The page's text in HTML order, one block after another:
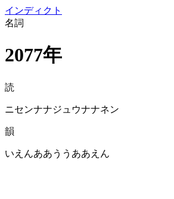
インディクト
名詞
2077年
読
ニセンナナジュウナナネン
韻
いえんああううああえん